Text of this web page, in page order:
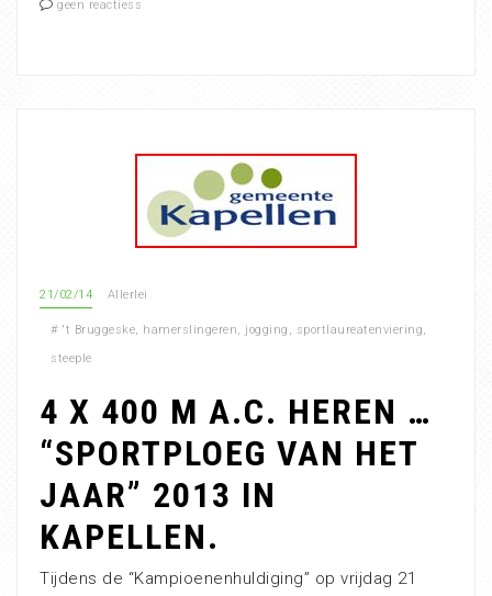
geen reactiess
21/02/14 Allerlei
# 't Bruggeske, hamerslingeren, jogging , sportlaureatenviering,
steeple
4 X 400 M A.C. HEREN …
“SPORTPLOEG VAN HET
JAAR” 2013 IN
KAPELLEN.
Tijdens de “Kampioenenhuldiging” op vrijdag 21